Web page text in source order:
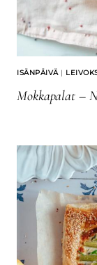
ISÄNPÄIVÄ|
Mokkapalat –